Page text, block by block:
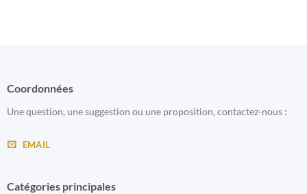
Coordonnées
Une question, une suggestion ou une proposition, contactez-nous :
EMAIL
Catégories principales